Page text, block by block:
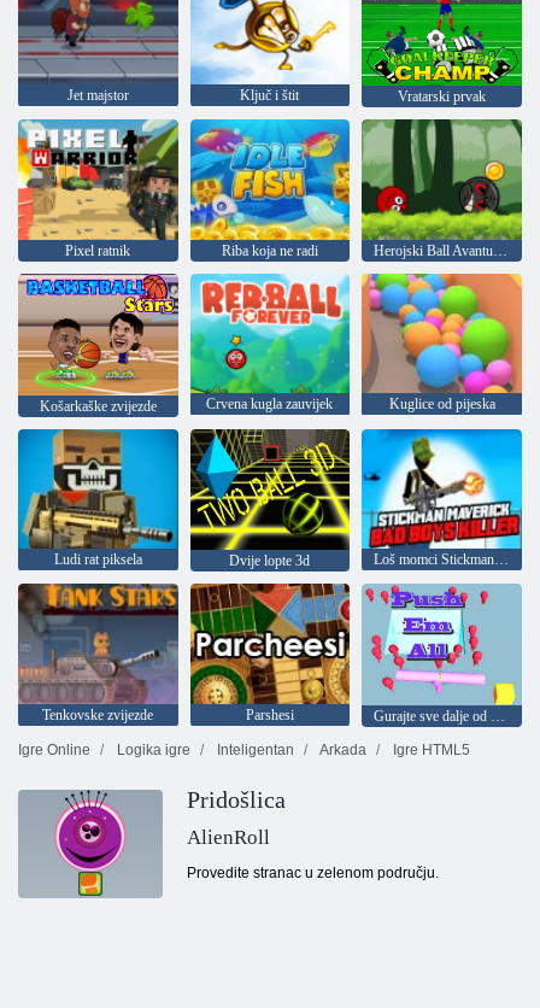
Jet majstor Ključ i štit Vratarski prvak
Pixel ratnik Riba koja ne radi Herojski Ball Avanture: Crveni Rebound
Košarkaške zvijezde Crvena kugla zauvijek Kuglice od pijeska
Ludi rat piksela Dvije lopte 3d Loš momci Stickman Rebel Killer
Tenkovske zvijezde Parshesi
Gurajte sve dalje od sebe
Igre Online
Logika igre Inteligentan Arkada Igre HTML5
Pridošlica
AlienRoll
Provedite stranac u zelenom području.